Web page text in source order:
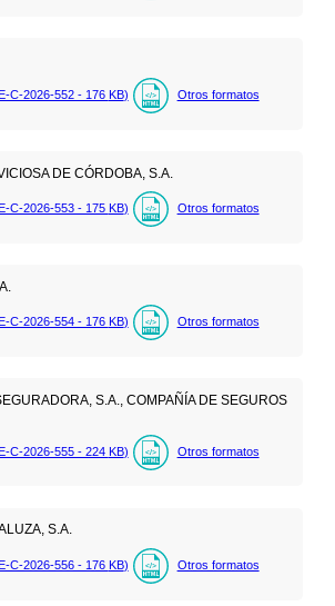
C-2026-552 - 176 KB) Otros formatos
DE CÓRDOBA, S.A.
C-2026-553 - 175 KB) Otros formatos
C-2026-554 - 176 KB) Otros formatos
S.A., COMPAÑÍA DE SEGUROS
C-2026-555 - 224 KB) Otros formatos
S.A.
C-2026-556 - 176 KB) Otros formatos